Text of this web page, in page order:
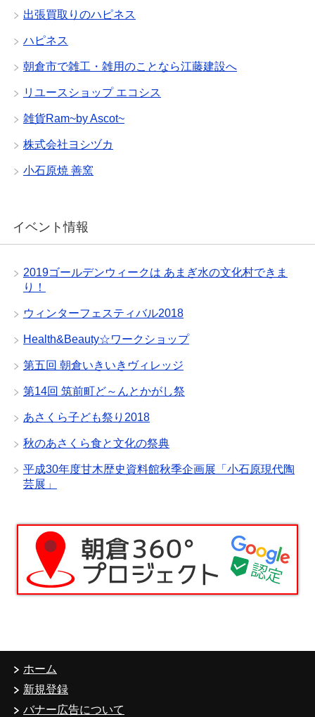
出張買取りのハピネス
ハピネス
朝倉市で雑工・雑用のことなら江藤建設へ
リユースショップ エコシス
雑貨Ram~by Ascot~
株式会社ヨシヅカ
小石原焼 善窯
イベント情報
2019ゴールデンウィークは あまぎ水の文化村できま
り！
ウィンターフェスティバル2018
Health&Beauty☆ワークショップ
第五回 朝倉いきいきヴィレッジ
第14回 筑前町ど～んとかがし祭
あさくら子ども祭り2018
秋のあさくら食と文化の祭典
平成30年度甘木歴史資料館秋季企画展「小石原現代陶
芸展」
ホーム
新規登録
バナー広告について